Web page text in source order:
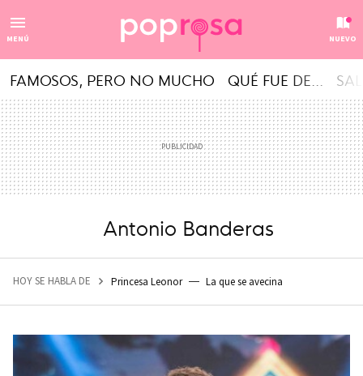
MENÚ NUEVO
FAMOSOS, PERO NO MUCHO QUÉ FUE DE...
Antonio Banderas
HOY SE HABLA DE Princesa Leonor La que se avecina